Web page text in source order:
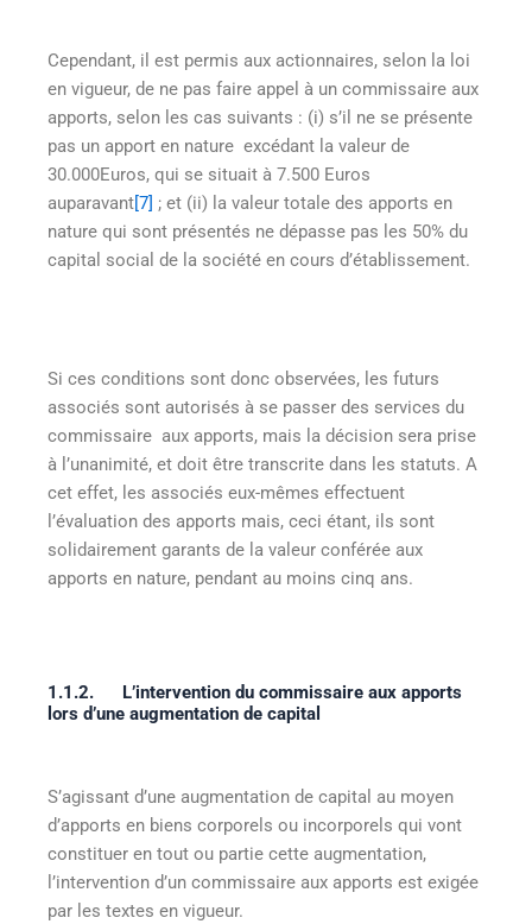
Cependant, il est permis aux actionnaires, selon la loi
en vigueur, de ne pas faire appel à un commissaire aux
apports, selon les cas suivants : (i) s’il ne se présente
pas un apport en nature excédant la valeur de
30.000Euros, qui se situait à 7.500 Euros
auparavant [7] ; et (ii) la valeur totale des apports en
nature qui sont présentés ne dépasse pas les 50% du
capital social de la société en cours d’établissement.
Si ces conditions sont donc observées, les futurs
associés sont autorisés à se passer des services du
commissaire aux apports, mais la décision sera prise
à l’unanimité, et doit être transcrite dans les statuts. A
cet effet, les associés eux-mêmes effectuent
l’évaluation des apports mais, ceci étant, ils sont
solidairement garants de la valeur conférée aux
apports en nature, pendant au moins cinq ans.
1.1.2. L’intervention du commissaire aux apports
lors d’une augmentation de capital
S’agissant d’une augmentation de capital au moyen
d’apports en biens corporels ou incorporels qui vont
constituer en tout ou partie cette augmentation,
l’intervention d’un commissaire aux apports est exigée
par les textes en vigueur.